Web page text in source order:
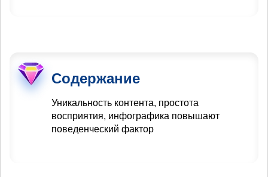
Содержание
Уникальность контента, простота
восприятия, инфографика повышают
поведенческий фактор